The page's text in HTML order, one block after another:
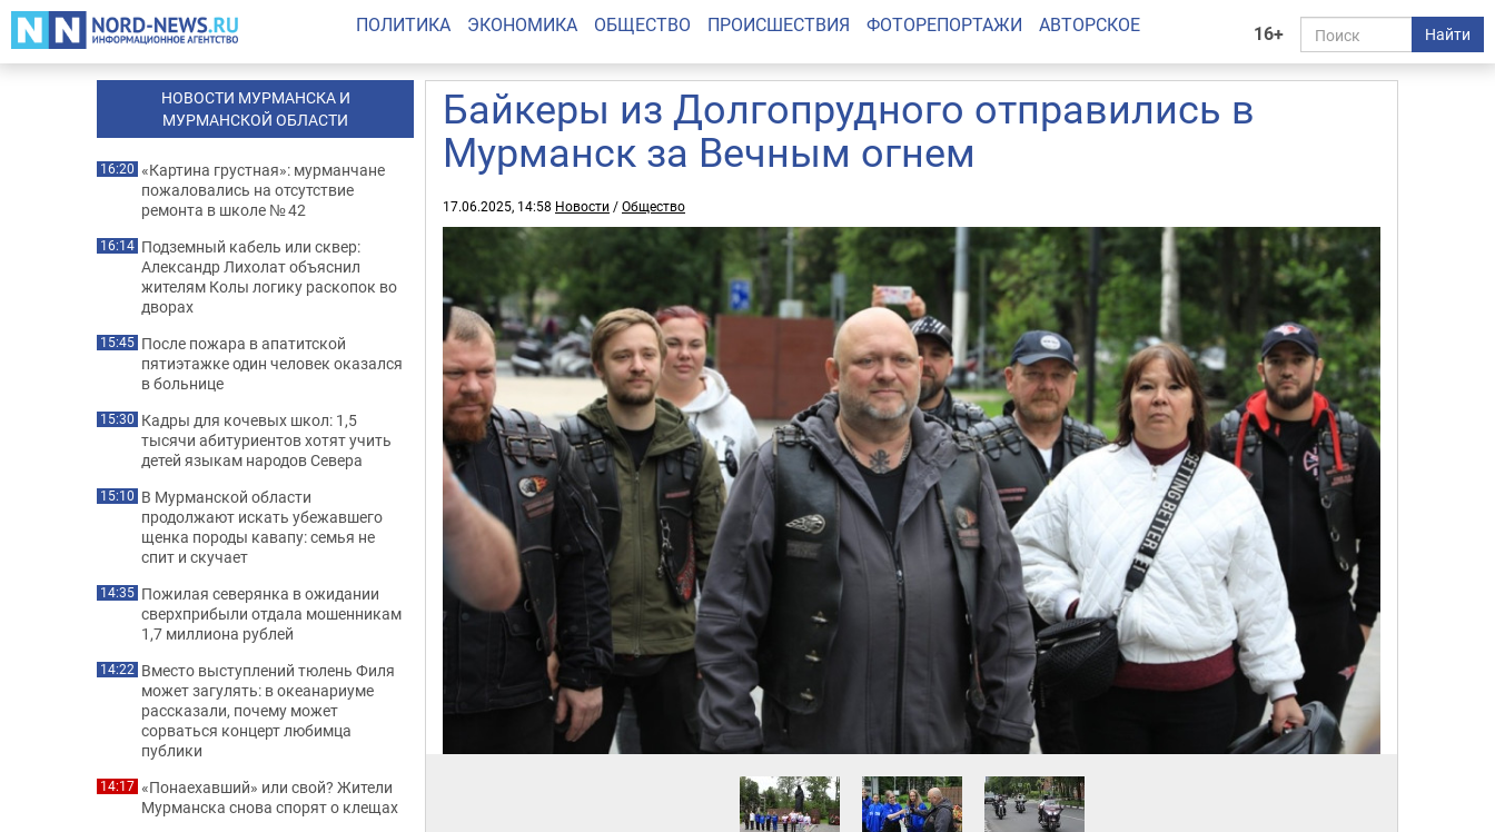
16+ Найти
ПОЛИТИКА ЭКОНОМИКА ОБЩЕСТВО ПРОИСШЕСТВИЯ ФОТОРЕПОРТАЖИ АВТОРСКОЕ
Байкеры из Долгопрудного отправились в
Мурманск за Вечным огнем
17.06.2025, 14:58 Новости /Общество
НОВОСТИ МУРМАНСКА И
МУРМАНСКОЙ ОБЛАСТИ
16:20 «Картина грустная»: мурманчане
пожаловались на отсутствие
ремонта в школе № 42
16:14 Подземный кабель или сквер:
Александр Лихолат объяснил
жителям Колы логику раскопок во
дворах
15:45 После пожара в апатитской
пятиэтажке один человек оказался
в больнице
15:30 Кадры для кочевых школ: 1,5
тысячи абитуриентов хотят учить
детей языкам народов Севера
15:10 В Мурманской области
продолжают искать убежавшего
щенка породы кавапу: семья не
спит и скучает
14:35 Пожилая северянка в ожидании
сверхприбыли отдала мошенникам
1,7 миллиона рублей
14:22 Вместо выступлений тюлень Филя
может загулять: в океанариуме
рассказали, почему может
сорваться концерт любимца
публики
14:17 «Понаехавший» или свой? Жители
Мурманска снова спорят о клещах